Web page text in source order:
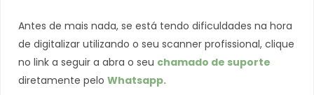
Antes de mais nada, se está tendo dificuldades na hora
de digitalizar utilizando o seu scanner profissional, clique
no link a seguir a abra o seu chamado de suporte
diretamente pelo Whatsapp.